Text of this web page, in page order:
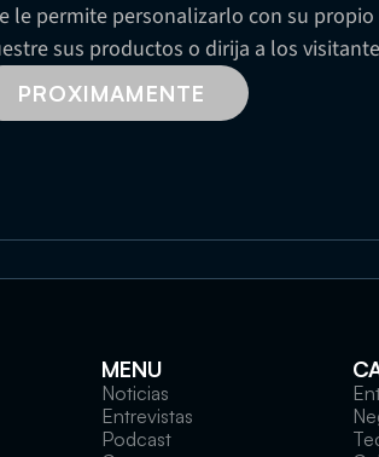
le permite personalizarlo con su
sus productos o dirija a los
PROXIMAMENTE
MENU
Noticias
Entrevistas
Podcast